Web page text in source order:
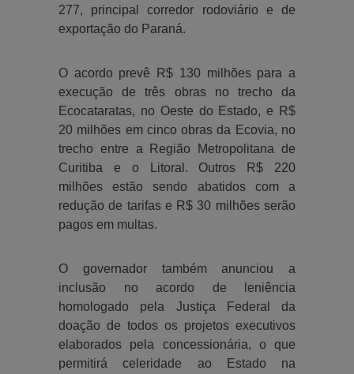
277, principal corredor rodoviário e de
exportação do Paraná.
O acordo prevê R$ 130 milhões para a
execução de três obras no trecho da
Ecocataratas, no Oeste do Estado, e R$
20 milhões em cinco obras da Ecovia, no
trecho entre a Região Metropolitana de
Curitiba e o Litoral. Outros R$ 220
milhões estão sendo abatidos com a
redução de tarifas e R$ 30 milhões serão
pagos em multas.
O governador também anunciou a
inclusão no acordo de leniência
homologado pela Justiça Federal da
doação de todos os projetos executivos
elaborados pela concessionária, o que
permitirá celeridade ao Estado na